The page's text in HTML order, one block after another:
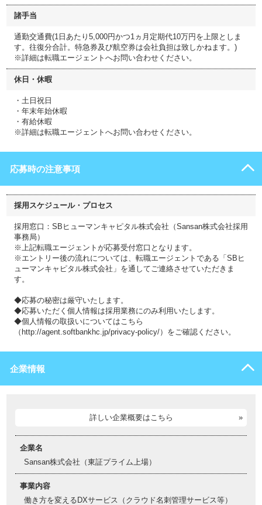
諸手当
通勤交通費(1日あたり5,000円かつ1ヵ月定期代10万円を上限としま
す。往復分合計。特急券及び航空券は会社負担は致しかねます。)
※詳細は転職エージェントへお問い合わせください。
休日・休暇
・土日祝日
・年末年始休暇
・有給休暇
※詳細は転職エージェントへお問い合わせください。
応募時の注意事項
採用スケジュール・プロセス
採用窓口：SBヒューマンキャピタル株式会社（Sansan株式会社採用
事務局）
※上記転職エージェントが応募受付窓口となります。
※エントリー後の流れについては、転職エージェントである「SBヒ
ューマンキャピタル株式会社」を通してご連絡させていただきま
す。
◆応募の秘密は厳守いたします。
◆応募いただく個人情報は採用業務にのみ利用いたします。
◆個人情報の取扱いについてはこちら
（http://agent.softbankhc.jp/privacy-policy/）をご確認ください。
企業情報
詳しい企業概要はこちら
企業名
Sansan株式会社（東証プライム上場）
事業内容
働き方を変えるDXサービス（クラウド名刺管理サービス等）